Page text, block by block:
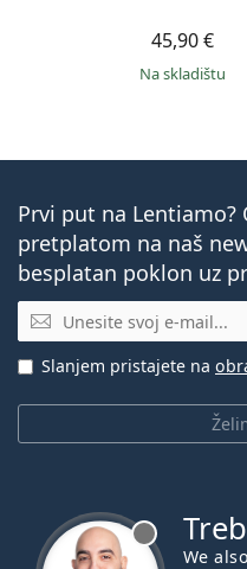
45,90 €
na skladištu
Prvi put na Lentiamo?
pretplatom na naš
besplatan poklon uz
E-mail
Slanjem pristajete na
We